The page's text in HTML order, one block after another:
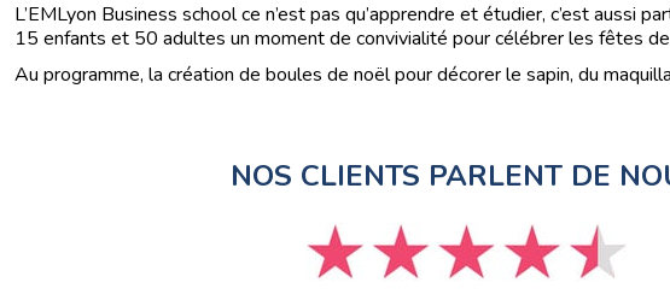
L’EMLyon Business school ce n’est pas qu’apprendre et étudier, c’est
15 enfants et 50 adultes un moment de convivialité pour célébrer les fêtes de
Au programme, la création de boules de noël pour décorer le sapin, du
NOS CLIENTS PARLENT DE